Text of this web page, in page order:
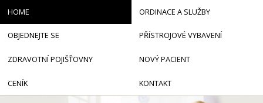
HOME ORDINACE A SLUŽBY
OBJEDNEJTE SE PŘÍSTROJOVÉ VYBAVENÍ
ZDRAVOTNÍ POJIŠŤOVNY NOVÝ PACIENT
CENÍK KONTAKT